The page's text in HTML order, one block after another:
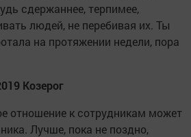
сдержаннее, терпимее,
людей, не перебивая их. Ты
на протяжении недели, пора
Козерог
отношение к сотрудникам может
Лучше, пока не поздно,